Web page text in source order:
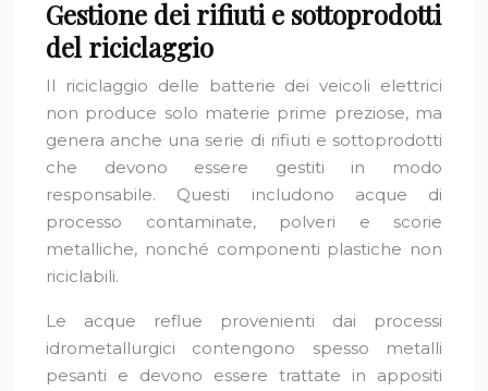
Gestione dei rifiuti e sottoprodotti
del riciclaggio
Il riciclaggio delle batterie dei veicoli elettrici
non produce solo materie prime preziose, ma
genera anche una serie di rifiuti e sottoprodotti
che devono essere gestiti in modo
responsabile. Questi includono acque di
processo contaminate, polveri e scorie
metalliche, nonché componenti plastiche non
riciclabili.
Le acque reflue provenienti dai processi
idrometallurgici contengono spesso metalli
pesanti e devono essere trattate in appositi